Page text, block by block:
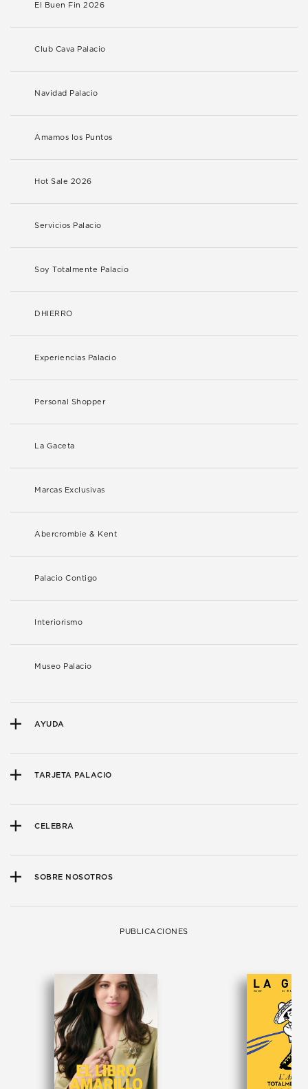
El Buen Fin 2026
Club Cava Palacio
Navidad Palacio
Amamos los Puntos
Hot Sale 2026
Servicios Palacio
Soy Totalmente Palacio
DHIERRO
Experiencias Palacio
Personal Shopper
La Gaceta
Marcas Exclusivas
Abercrombie & Kent
Palacio Contigo
Interiorismo
Museo Palacio
AYUDA
TARJETA PALACIO
CELEBRA
SOBRE NOSOTROS
PUBLICACIONES